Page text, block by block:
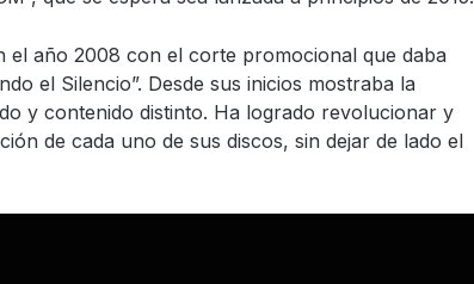
año 2008 con el corte promocional que daba
el Silencio”. Desde sus inicios mostraba la
y contenido distinto. Ha logrado revolucionar y
de cada uno de sus discos, sin dejar de lado el